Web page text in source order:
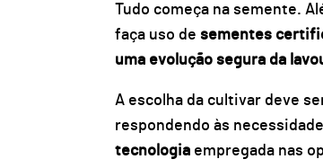
Tudo começa na semente.
faça uso de sementes
uma evolução segura da
A escolha da cultivar deve
respondendo às
tecnologiaempregada nas